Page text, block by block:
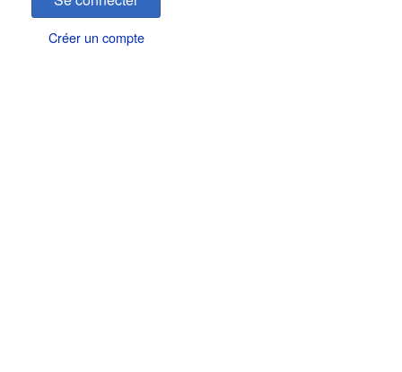
Créer un compte